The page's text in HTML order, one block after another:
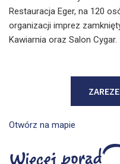
Restauracja Eger, na 120
organizacji imprez
Kawiarnia oraz Salon Cygar.
Otwórz na mapie